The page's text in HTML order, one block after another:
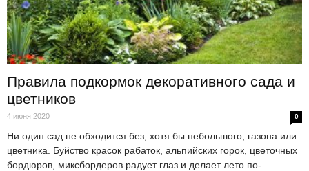
Правила подкормок декоративного сада и
цветников
4 июня 2020 0
Ни один сад не обходится без, хотя бы небольшого, газона или
цветника. Буйство красок рабаток, альпийских горок, цветочных
бордюров, миксбордеров радует глаз и делает лето по-